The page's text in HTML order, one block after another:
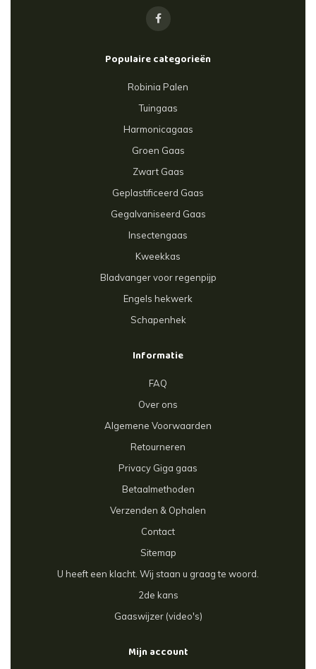
Populaire categorieën
Robinia Palen
Tuingaas
Harmonicagaas
Groen Gaas
Zwart Gaas
Geplastificeerd Gaas
Gegalvaniseerd Gaas
Insectengaas
Kweekkas
Bladvanger voor regenpijp
Engels hekwerk
Schapenhek
Informatie
FAQ
Over ons
Algemene Voorwaarden
Retourneren
Privacy Giga gaas
Betaalmethoden
Verzenden & Ophalen
Contact
Sitemap
U heeft een klacht. Wij staan u graag te woord.
2de kans
Gaaswijzer (video's)
Mijn account